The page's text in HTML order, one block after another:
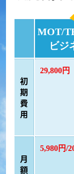
MOT/
ビジ
初
期
費
用
29,800円
月
額
5,980円/